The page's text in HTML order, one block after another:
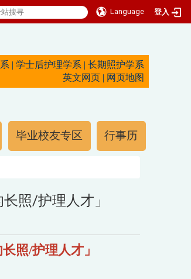
Language
登入
| 学士后护理学系 | 长期照护学系
英文网页 | 网页地图
毕业校友专区 行事历
照/护理人才」
照/护理人才」